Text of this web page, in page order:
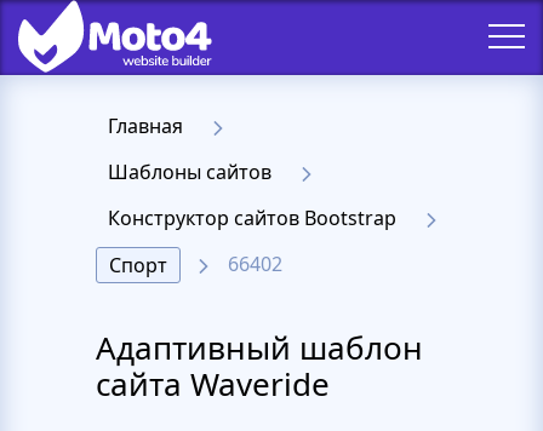
Главная
Шаблоны сайтов
Конструктор сайтов Bootstrap
Спорт
66402
Адаптивный шаблон
сайта Waveride